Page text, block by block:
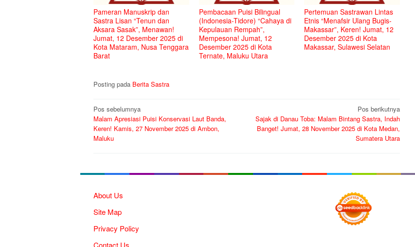
Pameran Manuskrip dan
Sastra Lisan “Tenun dan
Aksara Sasak”, Menawan!
Jumat, 12 Desember 2025 di
Kota Mataram, Nusa Tenggara
Barat
Pembacaan Puisi Bilingual
(Indonesia-Tidore) “Cahaya di
Kepulauan Rempah”,
Mempesona! Jumat, 12
Desember 2025 di Kota
Ternate, Maluku Utara
Pertemuan Sastrawan Lintas
Etnis “Menafsir Ulang Bugis-
Makassar”, Keren! Jumat, 12
Desember 2025 di Kota
Makassar, Sulawesi Selatan
Posting pada Berita Sastra
Navigasi
pos
Pos sebelumnya
Malam Apresiasi Puisi Konservasi Laut Banda,
Keren! Kamis, 27 November 2025 di Ambon,
Maluku
Pos berikutnya
Sajak di Danau Toba: Malam Bintang Sastra, Indah
Banget! Jumat, 28 November 2025 di Kota Medan,
Sumatera Utara
About Us
Site Map
Privacy Policy
Contact Us